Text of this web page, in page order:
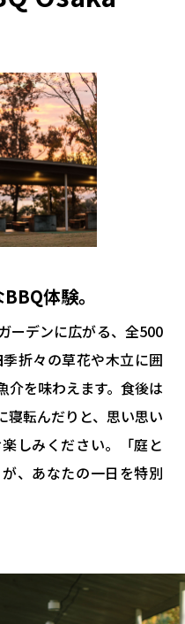
体験。
ーデンに広がる、全500
折々の草花や木立に囲
介を味わえます。食後は
寝転んだりと、思い思い
しみください。「庭と
、あなたの一日を特別